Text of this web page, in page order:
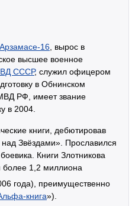
Арзамасе-16 , вырос в
высшее военное
СССР, служил офицером
в Обнинском
РФ, имеет звание
в 2004.
книги, дебютировав
Звёздами». Прославился
Книги Злотникова
1,2 миллиона
года), преимущественно
книга»).